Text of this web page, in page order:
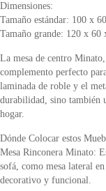
Dimensiones:
Tamaño estándar: 100 x
Tamaño grande: 120 x
La mesa de centro
complemento perfecto
laminada de roble y el
durabilidad, sino también
hogar.
Dónde Colocar estos
Mesa Rinconera Minato:
sofá, como mesa lateral
decorativo y funcional.